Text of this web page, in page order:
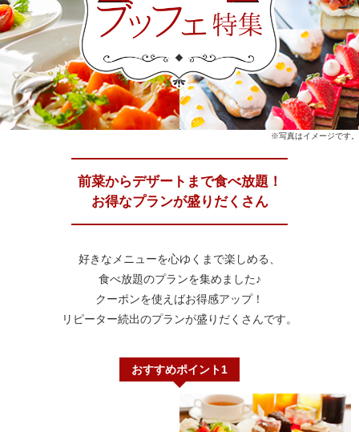
※写真はイメージです。
前菜からデザートまで食べ放題！
お得なプランが盛りだくさん
好きなメニューを心ゆくまで楽しめる、
食べ放題のプランを集めました♪
クーポンを使えばお得感アップ！
リピーター続出のプランが盛りだくさんです。
おすすめポイント1